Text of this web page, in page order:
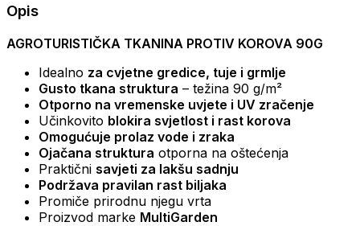
Opis
AGROTURISTIČKA TKANINA PROTIV KOROVA 90G
Idealno za cvjetne gredice, tuje i grmlje
Gusto tkana struktura – težina 90 g/m²
Otporno na vremenske uvjete i UV zračenje
Učinkovito blokira svjetlost i rast korova
Omogućuje prolaz vode i zraka
Ojačana struktura otporna na oštećenja
Praktični savjeti za lakšu sadnju
Podržava pravilan rast biljaka
Promiče prirodnu njegu vrta
Proizvod marke MultiGarden